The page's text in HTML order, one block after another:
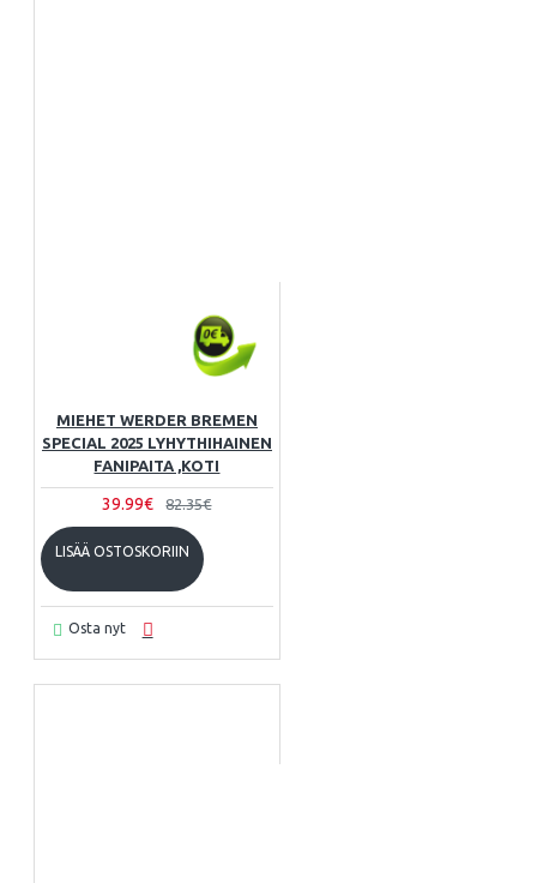
MIEHET WERDER BREMEN
SPECIAL 2025 LYHYTHIHAINEN
FANIPAITA ,KOTI
39.99€ 82.35€
LISÄÄ OSTOSKORIIN
Osta nyt